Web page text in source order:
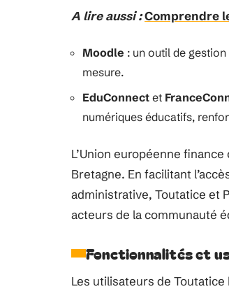
A lire aussi :Comprendre
Moodle : un outil de
mesure.
EduConnect et
numériques éducatifs,
L’Union européenne
Bretagne. En facilitant
administrative, Toutatice et
acteurs de la communauté
Fonctionnalités et
Les utilisateurs de